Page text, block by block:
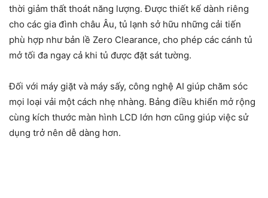
thời giảm thất thoát năng lượng. Được thiết kế dành riêng
cho các gia đình châu Âu, tủ lạnh sở hữu những cải tiến
phù hợp như bản lề Zero Clearance, cho phép các cánh tủ
mở tối đa ngay cả khi tủ được đặt sát tường.
Đối với máy giặt và máy sấy, công nghệ AI giúp chăm sóc
mọi loại vải một cách nhẹ nhàng. Bảng điều khiển mở rộng
cùng kích thước màn hình LCD lớn hơn cũng giúp việc sử
dụng trở nên dễ dàng hơn.